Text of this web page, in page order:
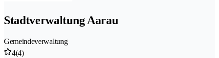
Stadtverwaltung Aarau
Gemeindeverwaltung
4(4)